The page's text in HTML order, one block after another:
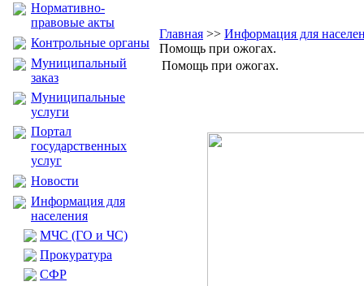
Нормативно-
правовые акты
Контрольные органы
Муниципальный
заказ
Муниципальные
услуги
Портал
государственных
услуг
Новости
Информация для
населения
МЧС (ГО и ЧС)
Прокуратура
CФР
Главная >> Информация для
Помощь при ожогах.
Помощь при ожогах.